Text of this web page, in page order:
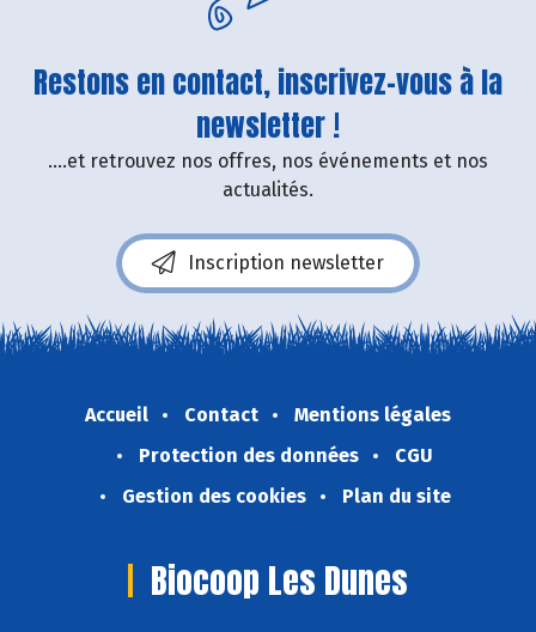
Restons en contact, inscrivez-vous à la
newsletter !
....et retrouvez nos offres, nos événements et nos
actualités.
Inscription newsletter
Accueil Contact
Mentions légales
Protection des données
CGU
Gestion des cookies
Plan du site
Biocoop Les Dunes